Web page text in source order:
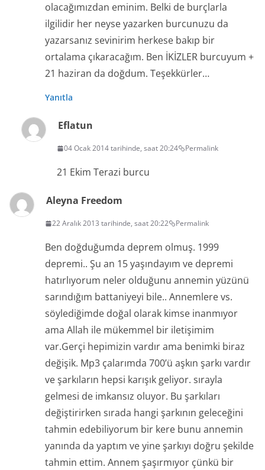
olacağımızdan eminim. Belki de burçlarla
ilgilidir her neyse yazarken burcunuzu da
yazarsanız sevinirim herkese bakıp bir
ortalama çıkaracağım. Ben İKİZLER burcuyum +
21 haziran da doğdum. Teşekkürler…
Yanıtla
Eflatun
04 Ocak 2014 tarihinde, saat 20:24 Permalink
21 Ekim Terazi burcu
Aleyna Freedom
22 Aralık 2013 tarihinde, saat 20:22 Permalink
Ben doğduğumda deprem olmuş. 1999
depremi.. Şu an 15 yaşındayım ve depremi
hatırlıyorum neler olduğunu annemin yüzünü
sarındığım battaniyeyi bile.. Annemlere vs.
söylediğimde doğal olarak kimse inanmıyor
ama Allah ile mükemmel bir iletişimim
var.Gerçi hepimizin vardır ama benimki biraz
değişik. Mp3 çalarımda 700’ü aşkın şarkı vardır
ve şarkıların hepsi karışık geliyor. sırayla
gelmesi de imkansız oluyor. Bu şarkıları
değiştirirken sırada hangi şarkının geleceğini
tahmin edebiliyorum bir kere bunu annemin
yanında da yaptım ve yine şarkıyı doğru şekilde
tahmin ettim. Annem şaşırmıyor çünkü bir